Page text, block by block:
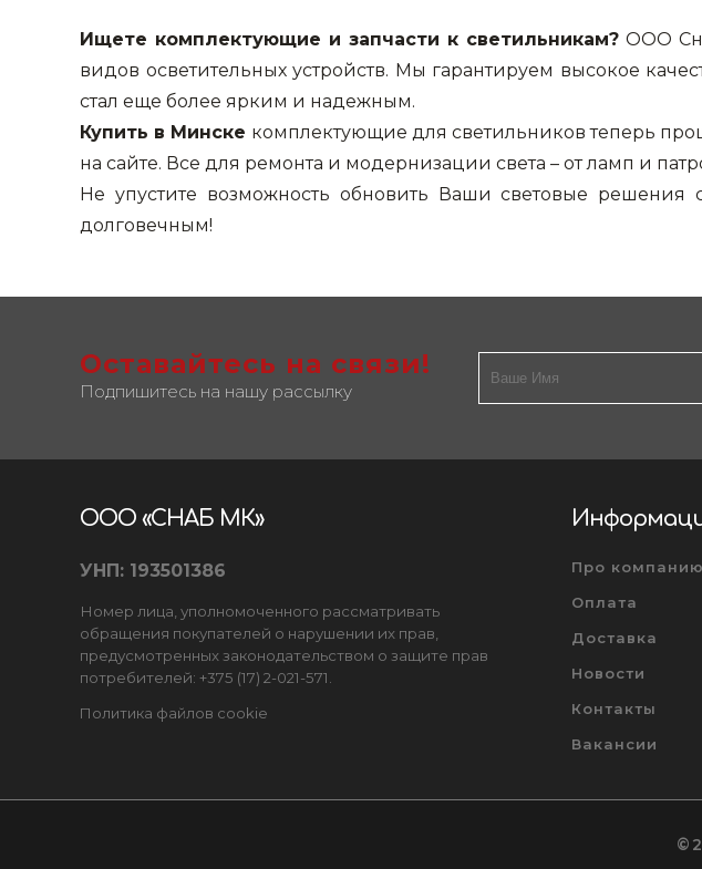
Ищете комплектующие и запчасти к светильникам?ООО
видов осветительных устройств. Мы гарантируем высокое
стал еще более ярким и надежным.
Купить в Минске комплектующие для светильников теперь
на сайте. Все для ремонта и модернизации света – от ламп и
Не упустите возможность обновить Ваши световые
долговечным!
Оставайтесь на связи!
Подпишитесь на нашу рассылку
ООО «СНАБ МК»
УНП: 193501386
Номер лица, уполномоченного рассматривать
обращения покупателей о нарушении их прав,
предусмотренных законодательством о защите прав
потребителей: +375 (17) 2-021-571.
Политика файлов cookie
Про компанию
Оплата
Доставка
Новости
Контакты
Вакансии
©